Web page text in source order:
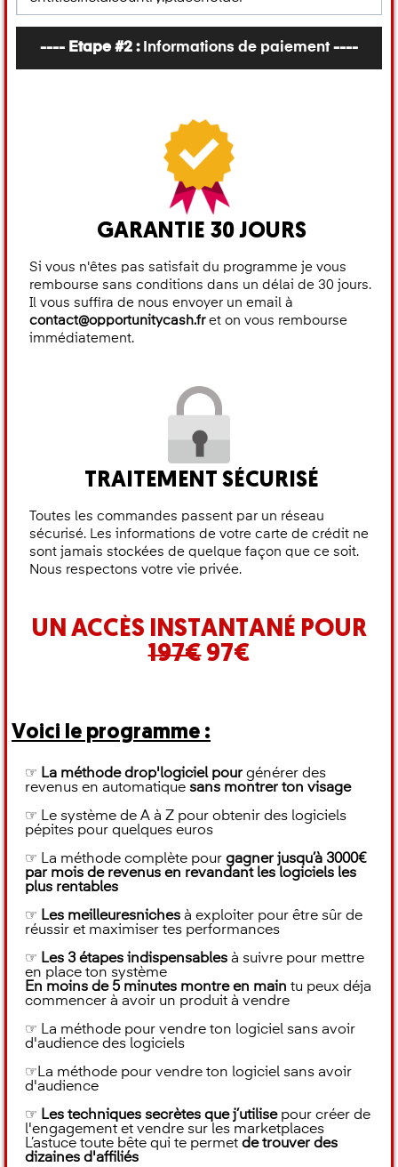
---- Etape #2 : Informations de paiement----
GARANTIE 30 JOURS
Si vous n'êtes pas satisfait du programme je vous
rembourse sans conditions dans un délai de 30 jours.
Il vous suffira de nous envoyer un email à
contact@opportunitycash.fret on vous rembourse
immédiatement.
TRAITEMENT SÉCURISÉ
Toutes les commandes passent par un réseau
sécurisé. Les informations de votre carte de crédit ne
sont jamais stockées de quelque façon que ce soit.
Nous respectons votre vie privée.
UN ACCÈS INSTANTANÉ POUR
197€97€
Voici le programme :
☞ La méthode drop'logiciel pour générer des
revenus en automatique sans montrer ton visage
☞ Le système de A à Z pour obtenir des logiciels
pépites pour quelques euros
☞ La méthode complète pour gagner jusqu’à 3000€
par mois de revenus en revandant les logiciels les
plus rentables
☞ Les meilleuresniches à exploiter pour être sûr de
réussir et maximiser tes performances
☞ Les 3 étapes indispensables à suivre pour mettre
en place ton système
En moins de 5 minutes montre en main tu peux déja
commencer à avoir un produit à vendre
☞ La méthode pour vendre ton logiciel sans avoir
d'audience des logiciels
☞La méthode pour vendre ton logiciel sans avoir
d'audience
☞ Les techniques secrètes que j’utilisepour créer de
l'engagement et vendre sur les marketplaces
L’astuce toute bête qui te permet de trouver des
dizaines d'affiliés